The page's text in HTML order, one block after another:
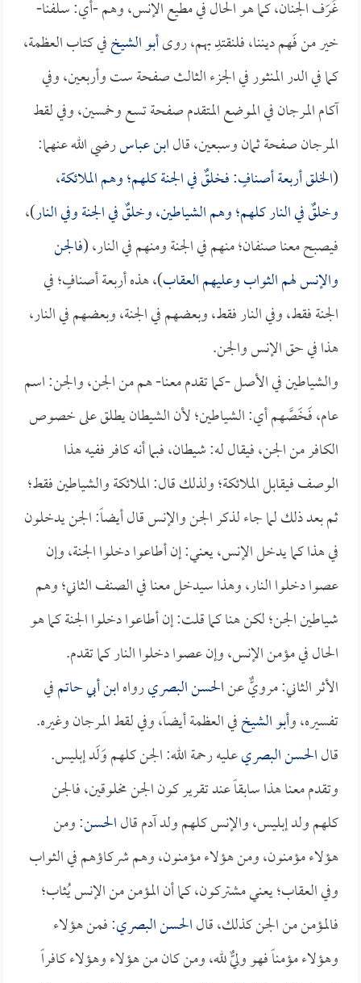
غُرَف الجنان، كما هو الحال في مطيع الإنس، وهم -أي: سلفنا-
خير من فَهم ديننا، فلنقتدِ بهم، روىأبو الشيخفي كتاب العظمة،
كما في الدر المنثور في الجزء الثالث صفحة ست وأربعين، وفي
آكام المرجان في الموضع المتقدم صفحة تسع وخمسين، وفي لقط
المرجان صفحة ثمان وسبعين، قالابن عباسرضي الله عنهما:
(الخلق أربعة أصنافٍ: فخلقٌ في الجنة كلهم؛ وهم الملائكة،
وخلقٌ في النار كلهم؛ وهم الشياطين، وخلقٌ في الجنة وفي النار)،
فيصبح معنا صنفان؛ منهم في الجنة ومنهم في النار، (فالجن
والإنس لهم الثواب وعليهم العقاب)، هذه أربعة أصنافٍ؛ في
الجنة فقط، وفي النار فقط، وبعضهم في الجنة، وبعضهم في النار،
هذا في حق الإنس والجن.
والشياطين في الأصل -كما تقدم معنا- هم من الجن، والجن: اسم
عام، فَخَصَّهم أي: الشياطين؛ لأن الشيطان يطلق على خصوص
الكافر من الجن، فيقال له: شيطان، فبما أنه كافر ففيه هذا
الوصف فيقابل الملائكة؛ ولذلك قال: الملائكة والشياطين فقط؛
ثم بعد ذلك لما جاء لذكر الجن والإنس قال أيضاً: الجن يدخلون
في هذا كما يدخل الإنس، يعني: إن أطاعوا دخلوا الجنة، وإن
عصوا دخلوا النار، وهذا سيدخل معنا في الصنف الثاني؛ وهم
شياطين الجن؛ لكن هنا كما قلت: إن أطاعوا دخلوا الجنة كما هو
الحال في مؤمن الإنس، وإن عصوا دخلوا النار كما تقدم.
الأثر الثاني: مرويٌّ عنالحسن البصريرواهابن أبي حاتمفي
تفسيره، وأبو الشيخفي العظمة أيضاً، وفي لقط المرجان وغيره.
قالالحسن البصريعليه رحمة الله: الجن كلهم وَلَد إبليس.
وتقدم معنا هذا سابقاً عند تقرير كون الجن مخلوقين، فالجن
كلهم ولد إبليس، والإنس كلهم ولد آدم قالالحسن: ومن
هؤلاء مؤمنون، ومن هؤلاء مؤمنون، وهم شركاؤهم في الثواب
وفي العقاب؛ يعني مشتركون، كما أن المؤمن من الإنس يُثاب؛
فالمؤمن من الجن كذلك، قالالحسن البصري: فمن هؤلاء
وهؤلاء مؤمناً فهو وليٌّ لله، ومن كان من هؤلاء وهؤلاء كافراً